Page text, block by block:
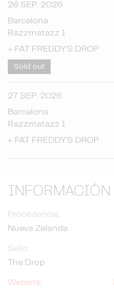
26 SEP. 2026
+ FAT FREDDY'S DROP
Barcelona
Razzmatazz 1
Sold out
27 SEP. 2026
+ FAT FREDDY'S DROP
Barcelona
Razzmatazz 1
INFORMACIÓN
Procedencia:
Nueva Zelanda
Sello:
The Drop
Website